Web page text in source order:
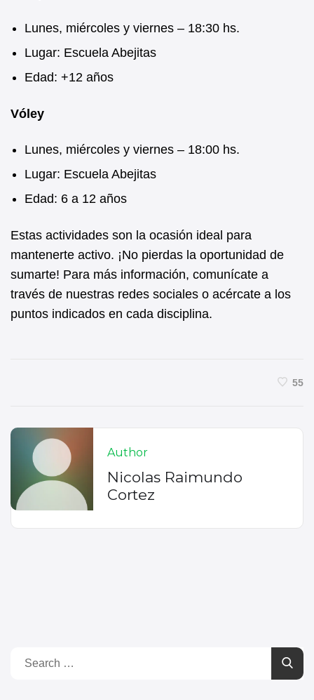
Lunes, miércoles y viernes – 18:30 hs.
Lugar: Escuela Abejitas
Edad: +12 años
Vóley
Lunes, miércoles y viernes – 18:00 hs.
Lugar: Escuela Abejitas
Edad: 6 a 12 años
Estas actividades son la ocasión ideal para
mantenerte activo. ¡No pierdas la oportunidad de
sumarte! Para más información, comunícate a
través de nuestras redes sociales o acércate a los
puntos indicados en cada disciplina.
55
Author
Nicolas Raimundo
Cortez